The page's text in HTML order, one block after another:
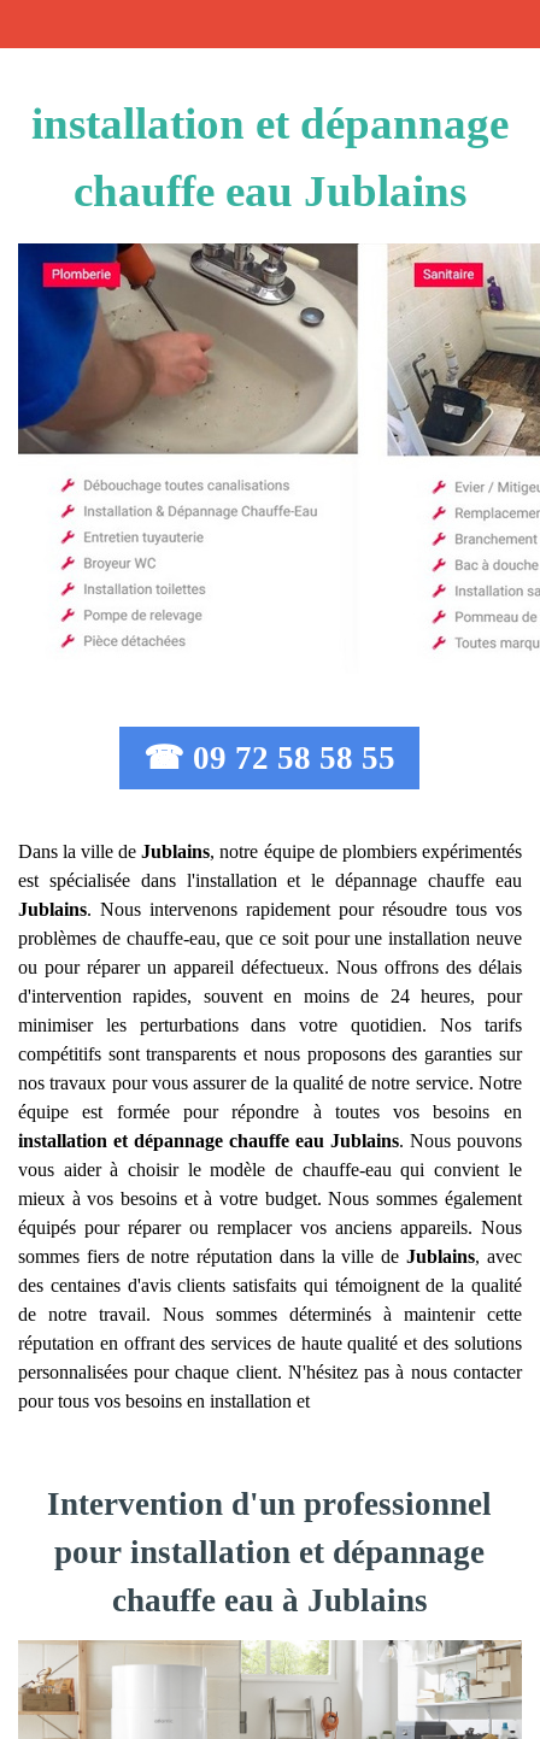
installation et dépannage
chauffe eau Jublains
☎ 09 72 58 58 55
Dans la ville deJublains, notre équipe de plombiers expérimentés
est spécialisée dans l'installation et le dépannage chauffe eau
Jublains. Nous intervenons rapidement pour résoudre tous vos
problèmes de chauffe-eau, que ce soit pour une installation neuve
ou pour réparer un appareil défectueux. Nous offrons des délais
d'intervention rapides, souvent en moins de 24 heures, pour
minimiser les perturbations dans votre quotidien. Nos tarifs
compétitifs sont transparents et nous proposons des garanties sur
nos travaux pour vous assurer de la qualité de notre service. Notre
équipe est formée pour répondre à toutes vos besoins en
installation et dépannage chauffe eau Jublains. Nous pouvons
vous aider à choisir le modèle de chauffe-eau qui convient le
mieux à vos besoins et à votre budget. Nous sommes également
équipés pour réparer ou remplacer vos anciens appareils. Nous
sommes fiers de notre réputation dans la ville de Jublains, avec
des centaines d'avis clients satisfaits qui témoignent de la qualité
de notre travail. Nous sommes déterminés à maintenir cette
réputation en offrant des services de haute qualité et des solutions
personnalisées pour chaque client. N'hésitez pas à nous contacter
pour tous vos besoins en installation et
Intervention d'un professionnel
pour installation et dépannage
chauffe eau à Jublains